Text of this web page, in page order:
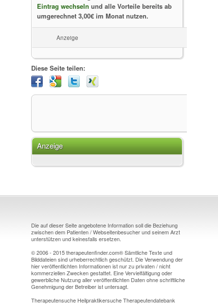
Eintrag wechseln und alle Vorteile bereits ab
umgerechnet 3,00€ im Monat nutzen.
Anzeige
Diese Seite teilen:
Anzeige
Die auf dieser Seite angebotene Information soll die Beziehung
zwischen dem Patienten / Webseitenbesucher und seinem Arzt
unterstützen und keinesfalls ersetzen.
© 2006 - 2015 therapeutenfinder.com® Sämtliche Texte und
Bilddateien sind urheberrechtlich geschützt. Die Verwendung der
hier veröffentlichten Informationen ist nur zu privaten / nicht
kommerziellen Zwecken gestattet. Eine Vervielfältigung oder
gewerbliche Nutzung aller veröffentlichten Daten ohne schriftliche
Genehmigung der Betreiber ist untersagt.
Therapeutensuche Heilpraktikersuche Therapeutendatebank